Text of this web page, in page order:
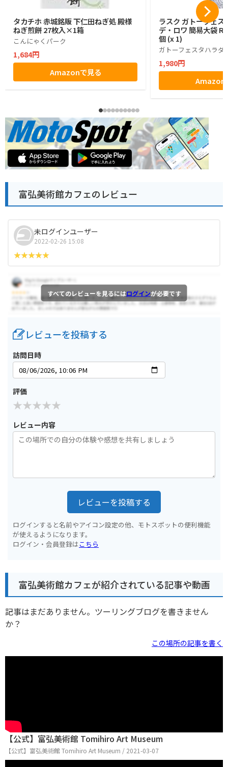
タカチホ 赤城銘販 下仁田ねぎ処 殿様
ねぎ煎餅 27枚入×1箱
こんにゃくパーク
1,684円
Amazonで見る
ラスク ガトーフェス
デ・ロワ 簡易大袋
個 (x 1)
ガトーフェスタハラダ
1,980円
Amazon
富弘美術館カフェのレビュー
未ログインユーザー
2022-02-26 15:08
すべてのレビューを見るにはログインが必要です
レビューを投稿する
訪問日時
評価
レビュー内容
レビューを投稿する
ログインすると名前やアイコン設定の他、モトスポットの便利機能
が使えるようになります。
ログイン・会員登録はこちら
富弘美術館カフェが紹介されている記事や動画
記事はまだありません。ツーリングブログを書きません
か？
この場所の記事を書く
【公式】富弘美術館 Tomihiro Art Museum
【公式】富弘美術館 Tomihiro Art Museum / 2021-03-07